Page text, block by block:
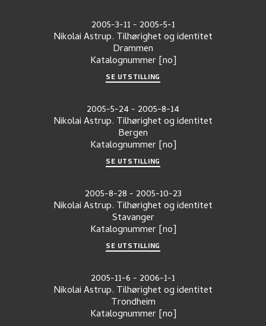
2005-3-11- 2005-5-1
Nikolai Astrup. Tilhørighet og identitet
Drammen
Katalognummer [no]
SE UTSTILLING
2005-5-24- 2005-8-14
Nikolai Astrup. Tilhørighet og identitet
Bergen
Katalognummer [no]
SE UTSTILLING
2005-8-28- 2005-10-23
Nikolai Astrup. Tilhørighet og identitet
Stavanger
Katalognummer [no]
SE UTSTILLING
2005-11-6- 2006-1-1
Nikolai Astrup. Tilhørighet og identitet
Trondheim
Katalognummer [no]